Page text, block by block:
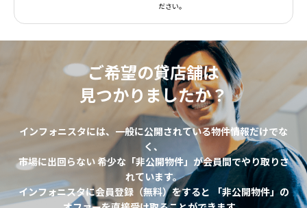
ださい。
ご希望の貸店舗は
見つかりましたか？
インフォニスタには、一般に公開されている物件情報だけでな
く、
市場に出回らない 希少な「非公開物件」が会員間でやり取りさ
れています。
インフォニスタに会員登録（無料）をすると 「非公開物件」の